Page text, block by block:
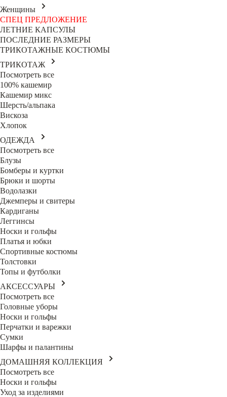
Женщины
СПЕЦ ПРЕДЛОЖЕНИЕ
ЛЕТНИЕ КАПСУЛЫ
ПОСЛЕДНИЕ РАЗМЕРЫ
ТРИКОТАЖНЫЕ КОСТЮМЫ
ТРИКОТАЖ
Посмотреть все
100% кашемир
Кашемир микс
Шерсть/альпака
Вискоза
Хлопок
ОДЕЖДА
Посмотреть все
Блузы
Бомберы и куртки
Брюки и шорты
Водолазки
Джемперы и свитеры
Кардиганы
Леггинсы
Носки и гольфы
Платья и юбки
Спортивные костюмы
Толстовки
Топы и футболки
АКСЕССУАРЫ
Посмотреть все
Головные уборы
Носки и гольфы
Перчатки и варежки
Сумки
Шарфы и палантины
ДОМАШНЯЯ КОЛЛЕКЦИЯ
Посмотреть все
Носки и гольфы
Уход за изделиями